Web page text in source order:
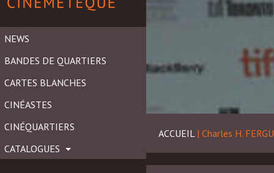
NEWS
BANDES DE QUARTIERS
CARTES BLANCHES
CINÉASTES
CINÉQUARTIERS
CATALOGUES
ACCUEIL | Charles H.